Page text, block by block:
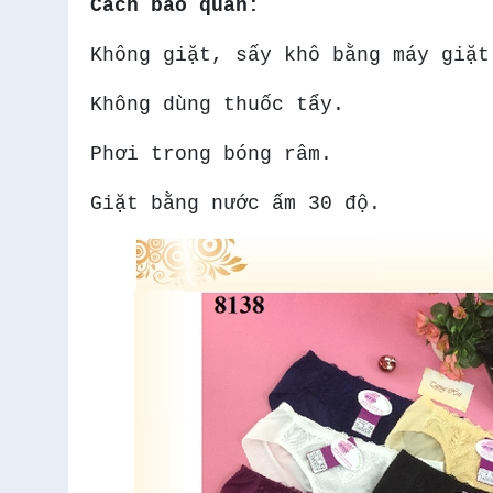
Cách bảo quản:
Không giặt, sấy khô bằng máy
Không dùng thuốc tẩy.
Phơi trong bóng râm.
Giặt bằng nước ấm 30 độ.